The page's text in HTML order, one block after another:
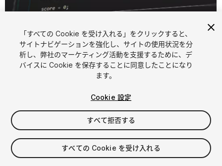
1/1
$5
「すべての Cookie を受け入れる」をクリックすると、
サイトナビゲーションを強化し、サイトの使用状況を分
析し、弊社のマーケティング活動を支援するために、デ
バイスに Cookie を保存することに同意したことになり
ます。
Cookie 設定
すべて拒否する
すべての Cookie を受け入れる